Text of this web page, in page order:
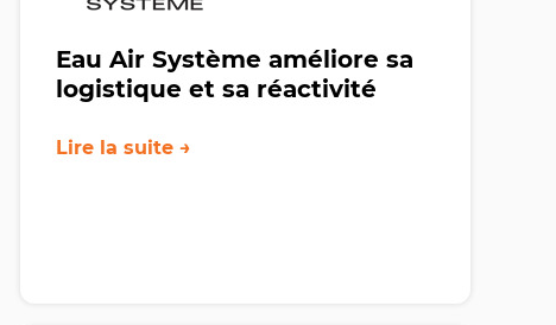
Eau Air Système améliore sa
logistique et sa réactivité
Lire la suite →